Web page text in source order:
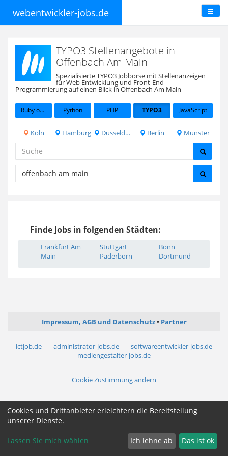
webentwickler-jobs.de
TYPO3 Stellenangebote in
Offenbach Am Main
Spezialisierte TYPO3 Jobbörse mit Stellenanzeigen
für Web Entwicklung und Front-End
Programmierung auf einen Blick in Offenbach Am Main
Ruby on Rails Python PHP TYPO3 JavaScript
Köln Hamburg Düsseldorf Berlin Münster
Finde Jobs in folgenden Städten:
Frankfurt Am
Main
Stuttgart
Paderborn
Bonn
Dortmund
Impressum, AGB und Datenschutz Partner
ictjob.de administrator-jobs.de
softwareentwickler-jobs.de
mediengestalter-jobs.de
Cookie Zustimmung ändern
Cookies und Drittanbieter erleichtern die Bereitstellung
unserer Dienste.
Lassen Sie mich wählen Ich lehne ab Das ist ok